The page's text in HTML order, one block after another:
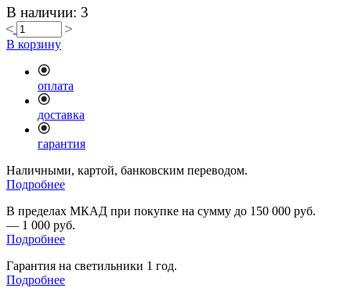
В наличии: 3
В корзину
оплата
доставка
гарантия
Наличными, картой, банковским переводом.
Подробнее
В пределах МКАД при покупке на сумму до 150 000 руб.
— 1 000 руб.
Подробнее
Гарантия на светильники 1 год.
Подробнее